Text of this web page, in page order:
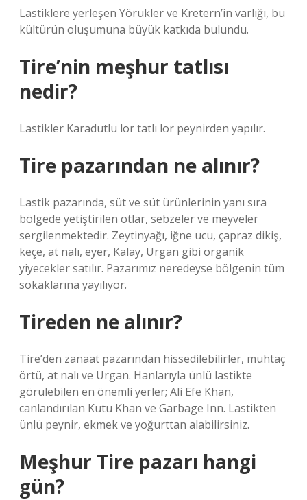
Lastiklere yerleşen Yörukler ve Kretern’in varlığı, bu
kültürün oluşumuna büyük katkıda bulundu.
Tire’nin meşhur tatlısı
nedir?
Lastikler Karadutlu lor tatlı lor peynirden yapılır.
Tire pazarından ne alınır?
Lastik pazarında, süt ve süt ürünlerinin yanı sıra
bölgede yetiştirilen otlar, sebzeler ve meyveler
sergilenmektedir. Zeytinyağı, iğne ucu, çapraz dikiş,
keçe, at nalı, eyer, Kalay, Urgan gibi organik
yiyecekler satılır. Pazarımız neredeyse bölgenin tüm
sokaklarına yayılıyor.
Tireden ne alınır?
Tire’den zanaat pazarından hissedilebilirler, muhtaç
örtü, at nalı ve Urgan. Hanlarıyla ünlü lastikte
görülebilen en önemli yerler; Ali Efe Khan,
canlandırılan Kutu Khan ve Garbage Inn. Lastikten
ünlü peynir, ekmek ve yoğurttan alabilirsiniz.
Meşhur Tire pazarı hangi
gün?